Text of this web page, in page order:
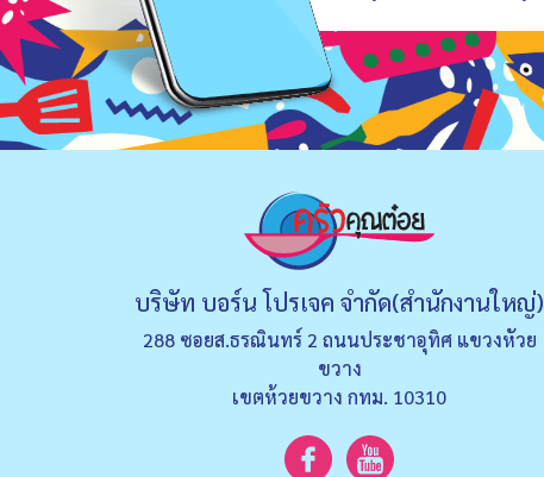
บริษัท บอร์น โปรเจค จำกัด(สำนักงานใหญ่)
288 ซอยส.ธรณินทร์ 2 ถนนประชาอุทิศ แขวงหัวย
ขวาง
เขตห้วยขวาง กทม. 10310